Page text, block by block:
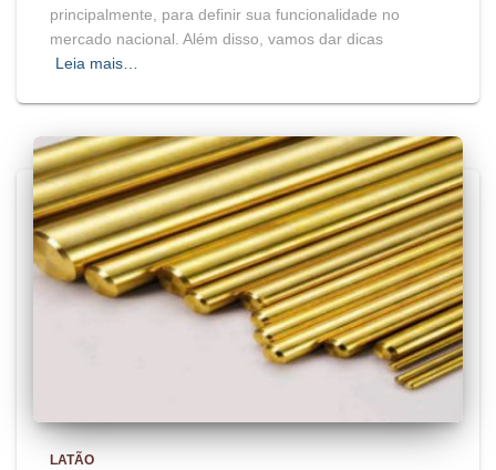
principalmente, para definir sua funcionalidade no
mercado nacional. Além disso, vamos dar dicas
Leia mais…
LATÃO